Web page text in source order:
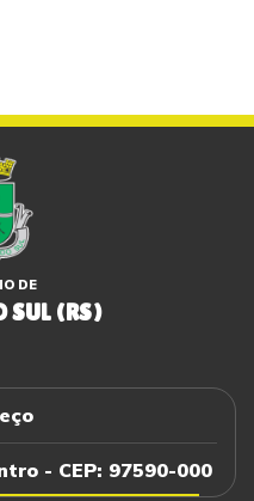
DE
SUL (RS)
- CEP: 97590-000